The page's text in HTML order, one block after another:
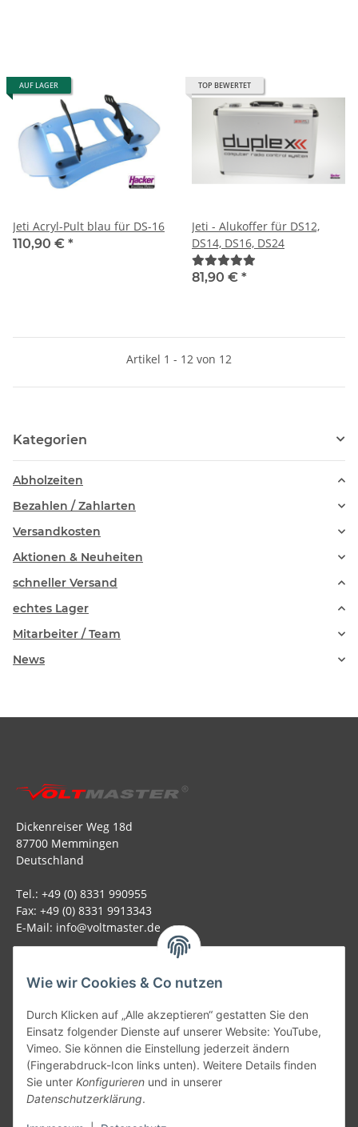
Wie wir Cookies & Co nutzen
Durch Klicken auf „Alle akzeptieren“ gestatten Sie den
Einsatz folgender Dienste auf unserer Website: YouTube,
Vimeo. Sie können die Einstellung jederzeit ändern
(Fingerabdruck-Icon links unten). Weitere Details finden
Sie unter Konfigurieren und in unserer
Datenschutzerklärung.
AUF LAGER
Jeti Acryl-Pult blau für DS-16
110,90 € *
TOP BEWERTET
Jeti - Alukoffer für DS12,
DS14, DS16, DS24
81,90 € *
Artikel 1 - 12 von 12
Kategorien
Abholzeiten
Bezahlen / Zahlarten
Versandkosten
Aktionen & Neuheiten
schneller Versand
echtes Lager
Mitarbeiter / Team
News
Dickenreiser Weg 18d
87700 Memmingen
Deutschland
Tel.: +49 (0) 8331 990955
Fax: +49 (0) 8331 9913343
E-Mail: info@voltmaster.de
Allgemein
Teil unseres Netzwerks:
SmoliTec - Safety. Simplified. Worldwide. ( B2B Shop )